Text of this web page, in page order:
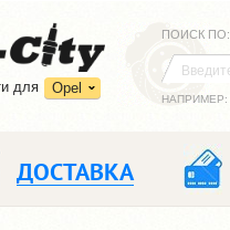
для Opel
ПОИСК ПО:
НАПРИМЕР:
ДОСТАВКА